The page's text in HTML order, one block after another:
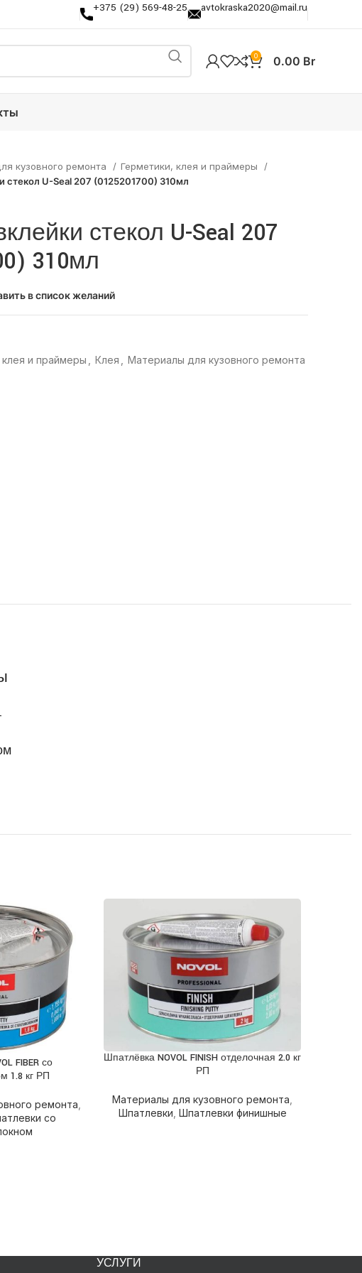
+375 (29) 569-48-25 avtokraska2020@mail.ru
0 0.00 Br
кузовного ремонта
Герметики, клея и праймеры
стекол U-Seal 207 (0125201700) 310мл
стекол U-Seal 207
310мл
в список желаний
и праймеры Клея Материалы для кузовного ремонта
FIBER со
1.8 кг РП
ремонта
со
ПОДРОБНЕЕ
Шпатлёвка NOVOL FINISH отделочная 2.0 кг
РП
Материалы для кузовного ремонта
Шпатлевки Шпатлевки финишные
УСЛУГИ